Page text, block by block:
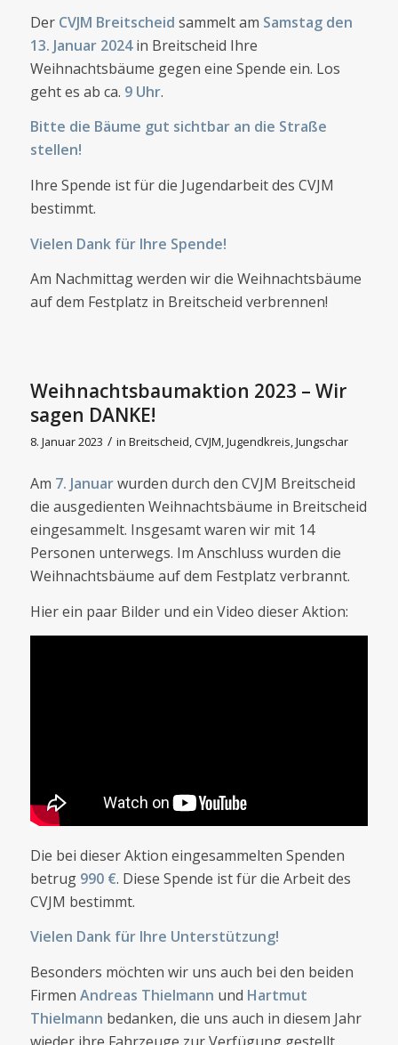
Der CVJM Breitscheid sammelt am Samstag den
13. Januar 2024in Breitscheid Ihre
Weihnachtsbäume gegen eine Spende ein. Los
geht es ab ca. 9 Uhr.
Bitte die Bäume gut sichtbar an die Straße
stellen!
Ihre Spende ist für die Jugendarbeit des CVJM
bestimmt.
Vielen Dank für Ihre Spende!
Am Nachmittag werden wir die Weihnachtsbäume
auf dem Festplatz in Breitscheid verbrennen!
Weihnachtsbaumaktion 2023 – Wir
sagen DANKE!
8. Januar 2023 / in Breitscheid,CVJM,Jugendkreis,Jungschar
Am 7. Januarwurden durch den CVJM Breitscheid
die ausgedienten Weihnachtsbäume in Breitscheid
eingesammelt. Insgesamt waren wir mit 14
Personen unterwegs. Im Anschluss wurden die
Weihnachtsbäume auf dem Festplatz verbrannt.
Hier ein paar Bilder und ein Video dieser Aktion:
Die bei dieser Aktion eingesammelten Spenden
betrug 990 €. Diese Spende ist für die Arbeit des
CVJM bestimmt.
Vielen Dank für Ihre Unterstützung!
Besonders möchten wir uns auch bei den beiden
Firmen Andreas Thielmann und Hartmut
Thielmann bedanken, die uns auch in diesem Jahr